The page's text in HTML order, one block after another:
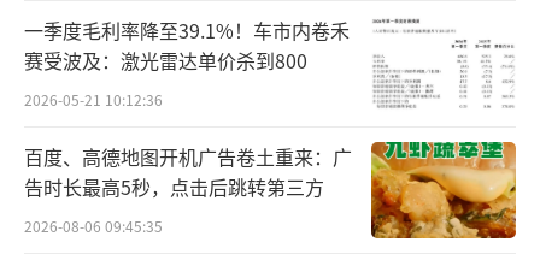
道迭代更快”的关键抓手。
有接近企业人士向蓝鲸记者透露，电商事
业部成立后，李锦记试图将产品开发、供应链
响应和线上运营进一步打通，以提升新品迭代
和渠道铺货效率，新品周期有望从18个月压缩
一季度毛利率降至39.1%！车市内卷禾
赛受波及：激光雷达单价杀到800
2026-05-21 10:12:36
百度、高德地图开机广告卷土重来：广
告时长最高5秒，点击后跳转第三方
2026-08-06 09:45:35